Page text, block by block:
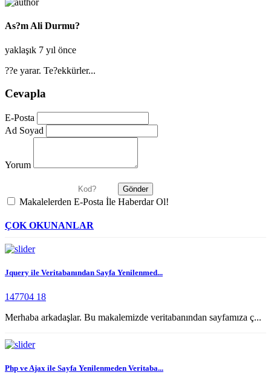
As?m Ali Durmu?
yaklaşık 7 yıl önce
??e yarar. Te?ekkürler...
Cevapla
E-Posta
Ad Soyad
Yorum
Makalelerden E-Posta İle Haberdar Ol!
ÇOK OKUNANLAR
Jquery ile Veritabanından Sayfa Yenilenmed...
147704 18
Merhaba arkadaşlar. Bu makalemizde veritabanından sayfamıza ç...
Php ve Ajax ile Sayfa Yenilenmeden Veritaba...